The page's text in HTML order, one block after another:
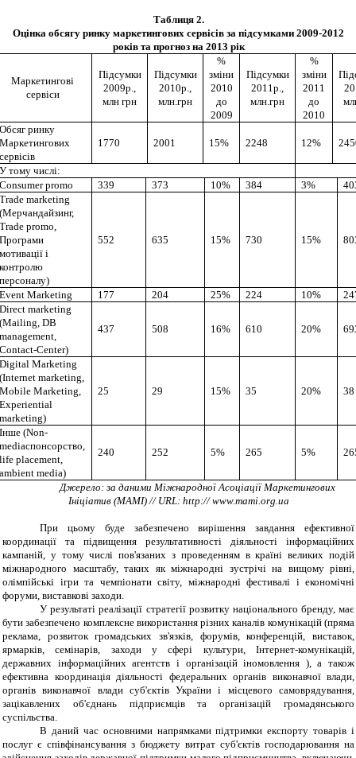
Таблиця 2.
Оцінка обсягу ринку маркетингових сервісів за підсумками 2009-2012
років та прогноз на 2013 рік
Маркетингові
сервіси
Підсумки
2009р.,
млн грн
Підсумки
2010р.,
млн.грн
%
зміни
2010
до
2009
Підсумки
2011р.,
млн.грн
%
зміни
2011
до
2010
Обсяг ринку
Маркетингових
сервісів
1770 2001 15% 2248 12%
У тому числі:
Consumer promo
339 373 10% 384 3%
Trade marketing
(Мерчандайзинг,
Trade promo,
Програми
мотивації і
контролю
персоналу)
552 635 15% 730 15%
Event Marketing 177 204 25% 224 10%
Direct marketing
(Mailing, DB
management,
Contact-Center)
437 508 16% 610 20%
Digital Marketing
(Internet marketing,
Mobile Marketing,
Experiential
marketing)
25 29 15% 35 20% 38
Інше (Non-
mediaспонсорство,
life placement,
ambient media)
240 252 5% 265 5%
Джерело: за даними Міжнародної Асоціації Маркетингових
Ініціатив (МАМІ) // URL: http:// www.mami.org.ua
При цьому буде забезпечено вирішення завдання ефективної
координації та підвищення результативності діяльності інформаційних
кампаній, у тому числі пов'язаних з проведенням в країні великих подій
міжнародного масштабу, таких як міжнародні зустрічі на вищому рівні,
олімпійські ігри та чемпіонати світу, міжнародні фестивалі і економічні
форуми, виставкові заходи.
У результаті реалізації стратегії розвитку національного бренду, має
бути забезпечено комплексне використання різних каналів комунікацій (пряма
реклама, розвиток громадських зв'язків, форумів, конференцій, виставок,
ярмарків, семінарів, заходи у сфері культури, Інтернет-комунікацій,
державних інформаційних агентств і організацій іномовлення ), а також
ефективна координація діяльності федеральних органів виконавчої влади,
органів виконавчої влади суб'єктів України і місцевого самоврядування,
зацікавлених об'єднань підприємців та організацій громадянського
суспільства.
В даний час основними напрямками підтримки експорту товарів і
послуг є співфінансування з бюджету витрат суб'єктів господарювання на